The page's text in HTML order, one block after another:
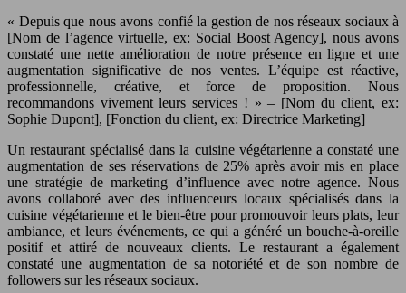
« Depuis que nous avons confié la gestion de nos réseaux sociaux à
[Nom de l’agence virtuelle, ex: Social Boost Agency], nous avons
constaté une nette amélioration de notre présence en ligne et une
augmentation significative de nos ventes. L’équipe est réactive,
professionnelle, créative, et force de proposition. Nous
recommandons vivement leurs services ! » – [Nom du client, ex:
Sophie Dupont], [Fonction du client, ex: Directrice Marketing]
Un restaurant spécialisé dans la cuisine végétarienne a constaté une
augmentation de ses réservations de 25% après avoir mis en place
une stratégie de marketing d’influence avec notre agence. Nous
avons collaboré avec des influenceurs locaux spécialisés dans la
cuisine végétarienne et le bien-être pour promouvoir leurs plats, leur
ambiance, et leurs événements, ce qui a généré un bouche-à-oreille
positif et attiré de nouveaux clients. Le restaurant a également
constaté une augmentation de sa notoriété et de son nombre de
followers sur les réseaux sociaux.